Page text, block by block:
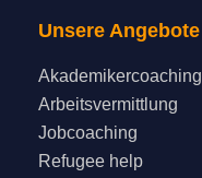
Unsere Angebote
Akademikercoaching
Arbeitsvermittlung
Jobcoaching
Refugee help